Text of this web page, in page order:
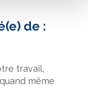
de :
travail,
même